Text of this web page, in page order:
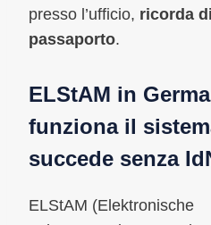
presso l’ufficio, ricorda
passaporto.
ELStAM in
funziona il
succede senza
ELStAM (Elektronische